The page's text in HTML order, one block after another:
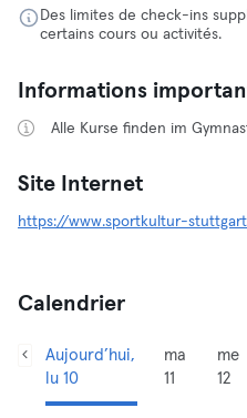
Des limites de check-ins
certains cours ou activités.
Informations
Alle Kurse finden im
Site Internet
https://www.sportkultur-
Calendrier
Aujourd’hui,
lu 10
ma
11
me
12